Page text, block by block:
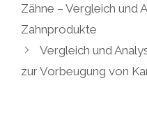
Zähne – Vergleich und
Zahnprodukte
Vergleich und
zur Vorbeugung von